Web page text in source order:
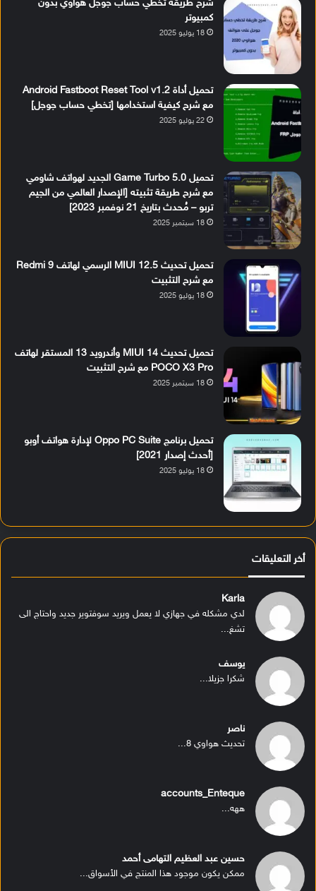
شرح طريقة تخطي حساب جوجل هواوي بدون
كمبيوتر
18 يوليو 2025
تحميل أداة Android Fastboot Reset Tool v1.2
مع شرح كيفية استخدامها [تخطي حساب جوجل]
22 يوليو 2025
تحميل Game Turbo 5.0 الجديد لهواتف شاومي
مع شرح طريقة تثبيته [الإصدار العالمي من الجيم
تربو – مُحدث بتاريخ 21 نوفمبر 2023]
18 سبتمبر 2025
تحميل تحديث MIUI 12.5 الرسمي لهاتف Redmi 9
مع شرح التثبيت
18 يوليو 2025
تحميل تحديث MIUI 14 وأندرويد 13 المستقر لهاتف
POCO X3 Pro مع شرح التثبيت
18 سبتمبر 2025
تحميل برنامج Oppo PC Suite لإدارة هواتف أوبو
[أحدث إصدار 2021]
18 يوليو 2025
أخر التعليقات
Karla
لدي مشكله في جهازي لا يعمل ويريد سوفتوير جديد واحتاج الى
تشغ...
يوسف
شكرا جزيلا...
ناصر
تحديث هواوي 8...
accounts_Enteque
ههه...
حسين عبد العظيم التهامى أحمد
ممكن يكون موجود هذا المنتج في الأسواق...